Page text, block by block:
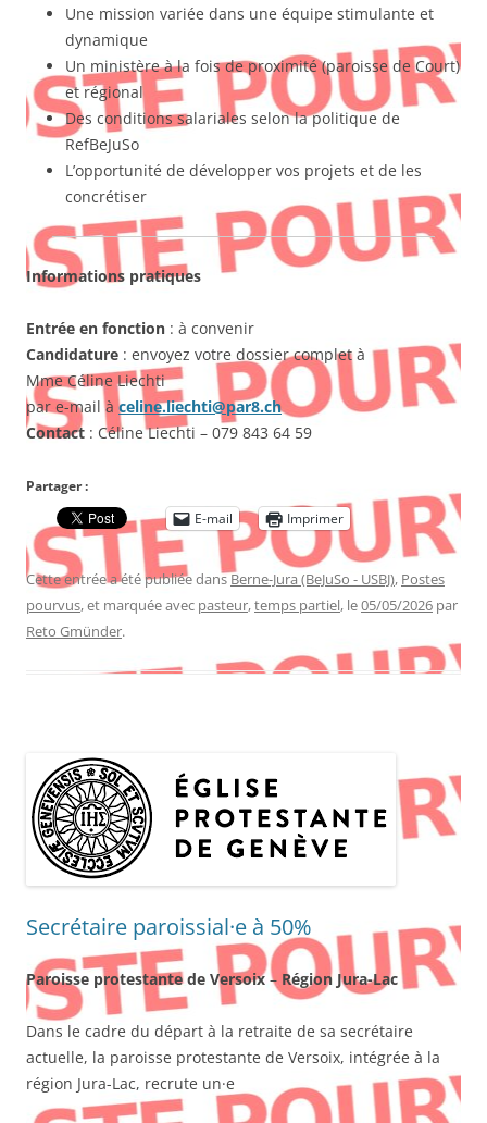
Une mission variée dans une équipe stimulante et
dynamique
Un ministère à la fois de proximité (paroisse de Court)
et régional
Des conditions salariales selon la politique de
RefBeJuSo
L’opportunité de développer vos projets et de les
concrétiser
Informations pratiques
Entrée en fonction : à convenir
Candidature : envoyez votre dossier complet à
Mme Céline Liechti
par e-mail à celine.liechti@par8.ch
Contact : Céline Liechti – 079 843 64 59
Partager :
E-mail
Imprimer
Cette entrée a été publiée dansBerne-Jura (BeJuSo - USBJ), Postes
pourvus, et marquée avec pasteur,temps partiel, le05/05/2026 par
Reto Gmünder.
Secrétaire paroissial·e à 50%
Paroisse protestante de Versoix– Région Jura-Lac
Dans le cadre du départ à la retraite de sa secrétaire
actuelle, la paroisse protestante de Versoix, intégrée à la
région Jura-Lac, recrute un·e